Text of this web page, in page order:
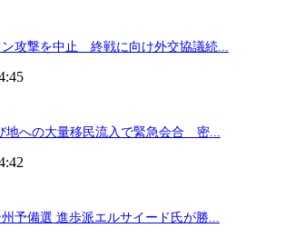
ン攻撃を中止 終戦に向け外交協議続...
地への大量移民流入で緊急会合 密...
予備選 進歩派エルサイード氏が勝...